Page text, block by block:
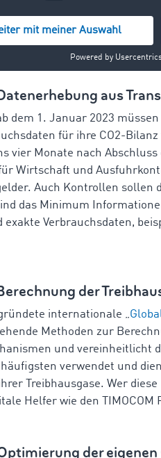
, Entsorgungs- oder
in Partner oder
aus
dem 1. Januar 2023
für ihre CO2-
vier Monate nach
Wirtschaft und
Auch Kontrollen sollen
das Minimum
exakte Verbrauchsdaten,
der
internationale „
Methoden zur
und vereinheitlicht
verwendet und
Treibhausgase. Wer
Helfer wie den
der